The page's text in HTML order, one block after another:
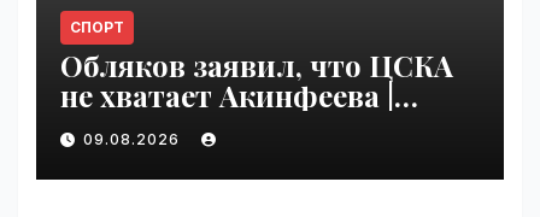
СПОРТ
Обляков заявил, что ЦСКА
не хватает Акинфеева |
VseTime.ru
09.08.2026